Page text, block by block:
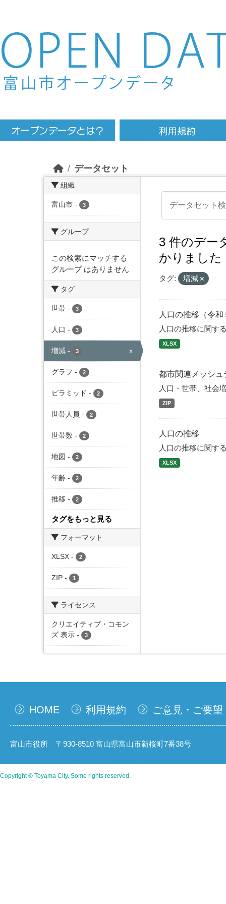
Skip to main content
データセット
組織
富山市 - 3
グループ
この検索にマッチする
グループ はありません
タグ
世帯 - 3
人口 - 3
増減 - 3 x
グラフ - 2
ピラミッド - 2
世帯人員 - 2
世帯数 - 2
地図 - 2
年齢 - 2
推移 - 2
タグをもっと見る
フォーマット
XLSX - 2
ZIP - 1
ライセンス
クリエイティブ・コモン
ズ 表示 - 3
3 件のデー
かりました
タグ: 増減
人口の推移（令和
人口の推移に関す
XLSX
都市関連メッシュ
人口・世帯、社会
ZIP
人口の推移
人口の推移に関す
XLSX
HOME 利用規約 ご意見・ご要望
富山市役所 〒930-8510 富山県富山市新桜町7番38号
Copyright © Toyama City. Some rights reserved.